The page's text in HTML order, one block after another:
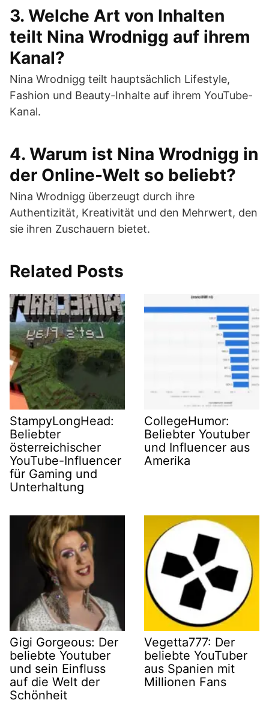
3. Welche Art von Inhalten
teilt Nina Wrodnigg auf ihrem
Kanal?
Nina Wrodnigg teilt hauptsächlich Lifestyle,
Fashion und Beauty-Inhalte auf ihrem YouTube-
Kanal.
4. Warum ist Nina Wrodnigg in
der Online-Welt so beliebt?
Nina Wrodnigg überzeugt durch ihre
Authentizität, Kreativität und den Mehrwert, den
sie ihren Zuschauern bietet.
Related Posts
StampyLongHead:
Beliebter
österreichischer
YouTube-Influencer
für Gaming und
Unterhaltung
CollegeHumor:
Beliebter Youtuber
und Influencer aus
Amerika
Gigi Gorgeous: Der
beliebte Youtuber
und sein Einfluss
auf die Welt der
Schönheit
Vegetta777: Der
beliebte YouTuber
aus Spanien mit
Millionen Fans